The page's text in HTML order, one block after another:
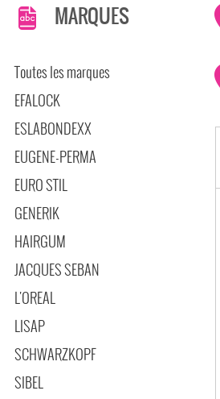
MARQUES
Toutes les marques
EFALOCK
ESLABONDEXX
EUGENE-PERMA
EURO STIL
GENERIK
HAIRGUM
JACQUES SEBAN
L'OREAL
LISAP
SCHWARZKOPF
SIBEL